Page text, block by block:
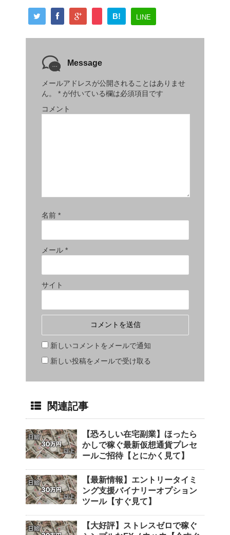
B! LINE
Message
メールアドレスが公開されることはありませ
ん。
* が付いている欄は必須項目です
コメント
名前 *
メール *
サイト
新しいコメントをメールで通知
新しい投稿をメールで受け取る
関連記事
【恐ろしい在宅副業】ほったら
かしで稼ぐ最新仮想通貨プレセ
ールご招待【とにかく見て】
【最新情報】エントリータイミ
ング支援バイナリーオプション
ツール【すぐ見て】
【大好評】ストレスゼロで稼ぐ